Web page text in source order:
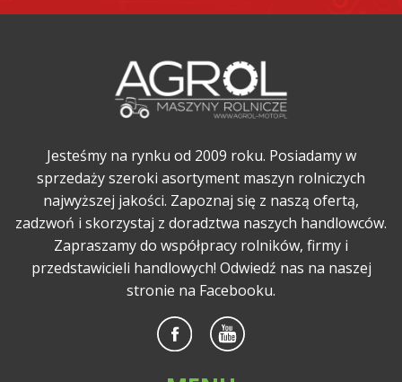
Jesteśmy na rynku od 2009 roku. Posiadamy w
sprzedaży szeroki asortyment maszyn rolniczych
najwyższej jakości. Zapoznaj się z naszą ofertą,
zadzwoń i skorzystaj z doradztwa naszych handlowców.
Zapraszamy do współpracy rolników, firmy i
przedstawicieli handlowych! Odwiedź nas na naszej
stronie na Facebooku.